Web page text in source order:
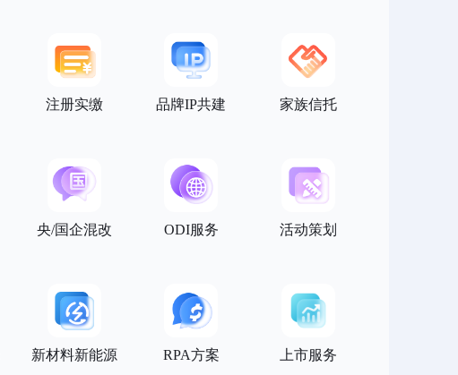
注册实缴 品牌IP共建 家族信托
央/国企混改 ODI服务 活动策划
新材料新能源 RPA方案 上市服务